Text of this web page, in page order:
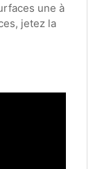
une à
jetez la